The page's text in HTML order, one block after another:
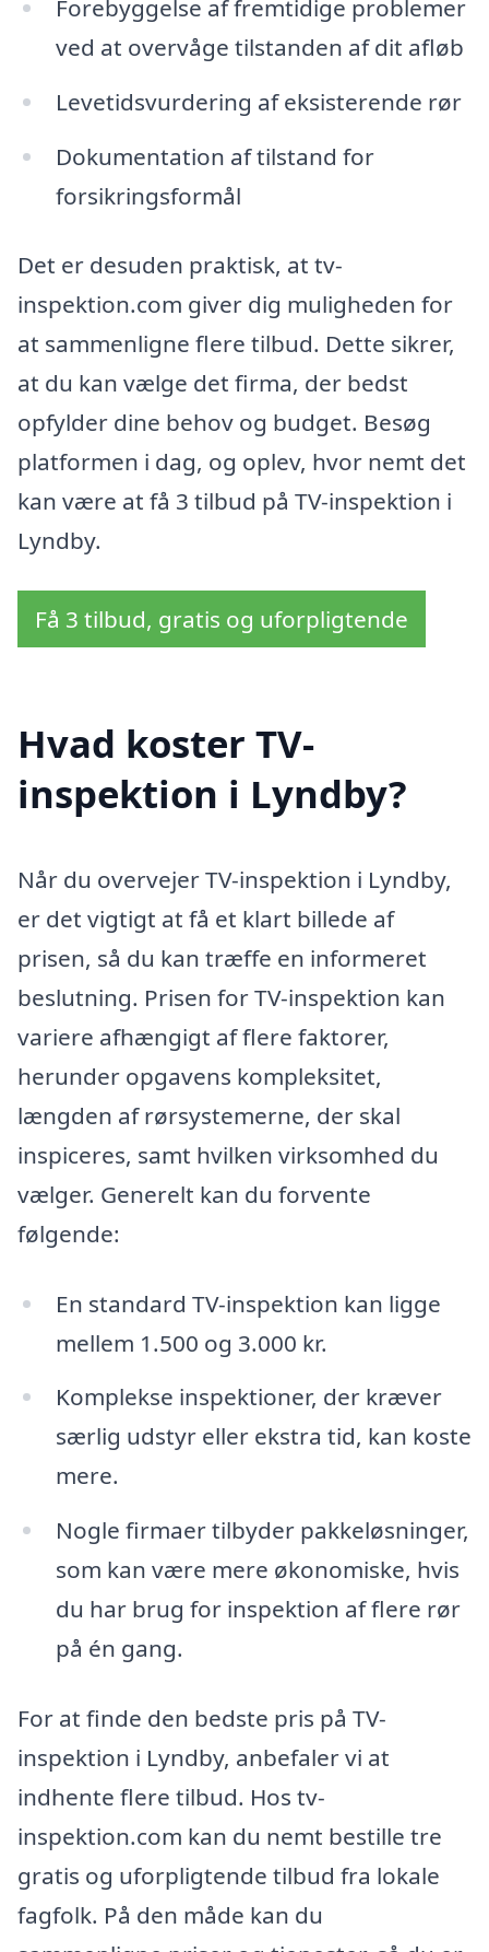
Forebyggelse af fremtidige problemer
ved at overvåge tilstanden af dit afløb
Levetidsvurdering af eksisterende rør
Dokumentation af tilstand for
forsikringsformål
Det er desuden praktisk, at tv-
inspektion.com giver dig muligheden for
at sammenligne flere tilbud. Dette sikrer,
at du kan vælge det firma, der bedst
opfylder dine behov og budget. Besøg
platformen i dag, og oplev, hvor nemt det
kan være at få 3 tilbud på TV-inspektion i
Lyndby.
Få 3 tilbud, gratis og uforpligtende
Hvad koster TV-
inspektion i Lyndby?
Når du overvejer TV-inspektion i Lyndby,
er det vigtigt at få et klart billede af
prisen, så du kan træffe en informeret
beslutning. Prisen for TV-inspektion kan
variere afhængigt af flere faktorer,
herunder opgavens kompleksitet,
længden af rørsystemerne, der skal
inspiceres, samt hvilken virksomhed du
vælger. Generelt kan du forvente
følgende:
En standard TV-inspektion kan ligge
mellem 1.500 og 3.000 kr.
Komplekse inspektioner, der kræver
særlig udstyr eller ekstra tid, kan koste
mere.
Nogle firmaer tilbyder pakkeløsninger,
som kan være mere økonomiske, hvis
du har brug for inspektion af flere rør
på én gang.
For at finde den bedste pris på TV-
inspektion i Lyndby, anbefaler vi at
indhente flere tilbud. Hos tv-
inspektion.com kan du nemt bestille tre
gratis og uforpligtende tilbud fra lokale
fagfolk. På den måde kan du